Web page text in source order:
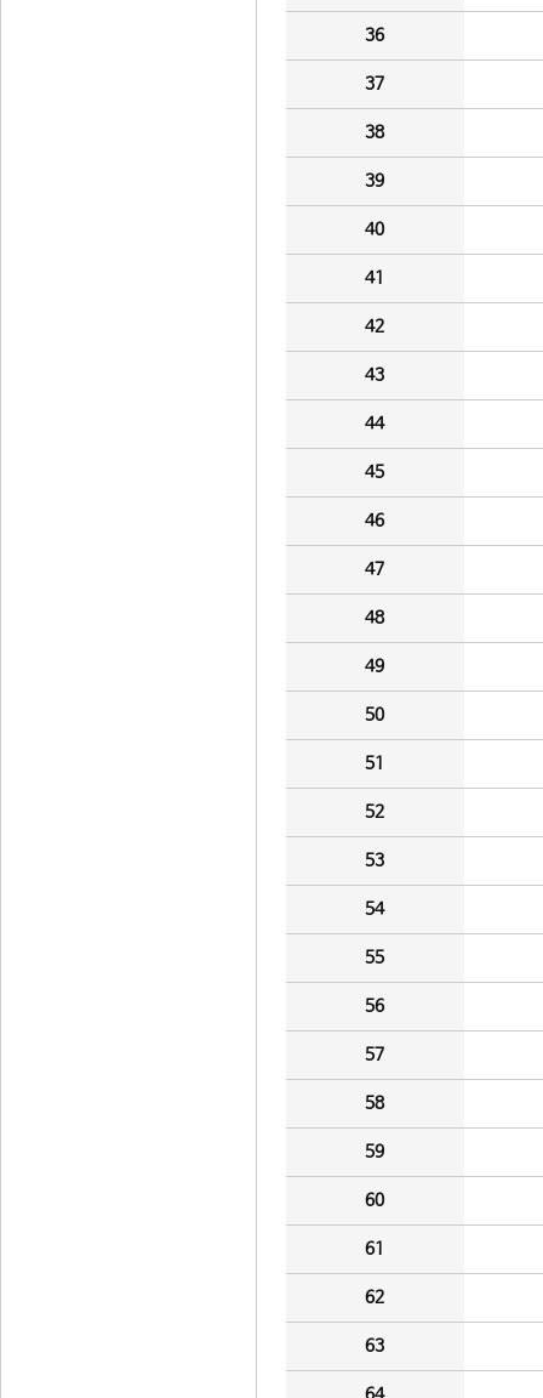
36
37
38
39
40
41
42
43
44
45
46
47
48
49
50
51
52
53
54
55
56
57
58
59
60
61
62
63
64